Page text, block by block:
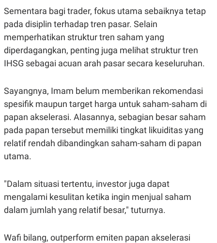
Sementara bagi trader, fokus utama sebaiknya tetap
pada disiplin terhadap tren pasar. Selain
memperhatikan struktur tren saham yang
diperdagangkan, penting juga melihat struktur tren
IHSG sebagai acuan arah pasar secara keseluruhan.
Sayangnya, Imam belum memberikan rekomendasi
spesifik maupun target harga untuk saham-saham di
papan akselerasi. Alasannya, sebagian besar saham
pada papan tersebut memiliki tingkat likuiditas yang
relatif rendah dibandingkan saham-saham di papan
utama.
"Dalam situasi tertentu, investor juga dapat
mengalami kesulitan ketika ingin menjual saham
dalam jumlah yang relatif besar," tuturnya.
Wafi bilang, outperform emiten papan akselerasi